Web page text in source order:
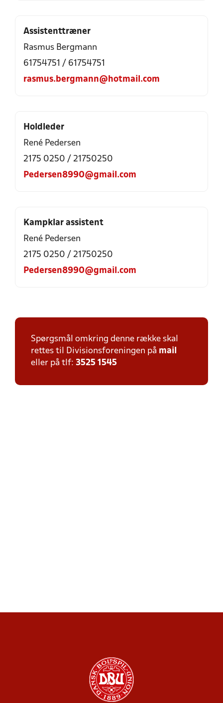
Assistenttræner
Rasmus Bergmann
61754751 / 61754751
rasmus.bergmann@hotmail.com
Holdleder
René Pedersen
2175 0250 / 21750250
Pedersen8990@gmail.com
Kampklar assistent
René Pedersen
2175 0250 / 21750250
Pedersen8990@gmail.com
Spørgsmål omkring denne række skal
rettes til Divisionsforeningen på mail
eller på tlf: 3525 1545